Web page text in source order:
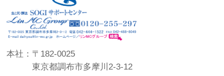
本社：〒182-0025
東京都調布市多摩川2-3-12